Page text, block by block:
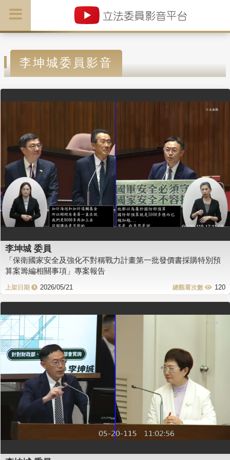
李坤城委員影音
李坤城 委員
「保衛國家安全及強化不對稱戰力計畫第一批發價書採購特別預
算案籌編相關事項」專案報告
2026/05/21 120